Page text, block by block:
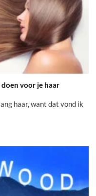
voor je haar
haar, want dat vond ik